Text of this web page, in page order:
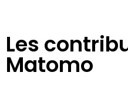
Les
Matomo